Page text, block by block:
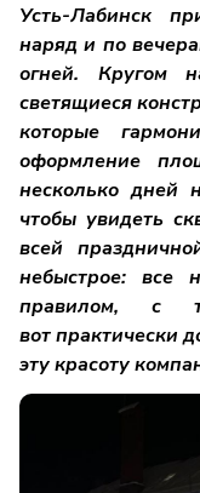
Усть-Лабинск
наряд и по
огней. Кругом
светящиеся
которые
оформление
несколько дней
чтобы увидеть
всей
небыстрое: все
правилом, с
вот практически
эту красоту